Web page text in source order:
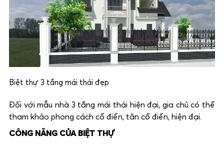
Biệt thự 3 tầng mái thái đẹp
Đối với mẫu nhà 3 tầng mái thái hiện đại, gia chủ có thể
tham khảo phong cách cổ điển, tân cổ điển, hiện đại.
CÔNG NĂNG CỦA BIỆT THỰ